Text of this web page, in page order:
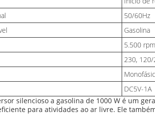
50/60Hz
Gasolina
5.500 rpm
230, 120/
DC5V-1A
silencioso a gasolina de 1000 W é um
para atividades ao ar livre. Ele